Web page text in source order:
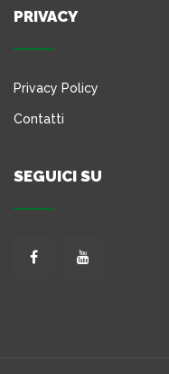
PRIVACY
Privacy Policy
Contatti
SEGUICI SU